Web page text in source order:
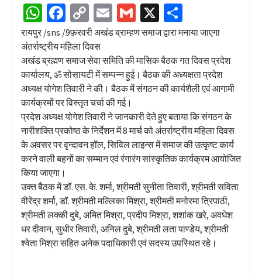
WhatsApp
Facebook
Copy
Link
EmailGmail
X
रायपुर /sns /9फ़रवरी अखंड ब्राम्हण समाज द्वारा मनाया जाएगा
अंतर्राष्ट्रीय महिला दिवस
अखंड ब्रह्मण समाज सेवा समिति की मासिक बैठक गत दिवस प्रदेश
कार्यालय, ॐ सोसायटी में सम्पन्न हुई। बैठक की अध्यक्षता प्रदेश
अध्यक्ष योगेश तिवारी ने की। बैठक में संगठन की कार्यशैली एवं आगामी
कार्यक्रमों पर विस्तृत चर्चा की गई।
प्रदेश अध्यक्ष योगेश तिवारी ने जानकारी देते हुए बताया कि संगठन के
नारीशक्ति प्रकोष्ठ के निर्देशन में 8 मार्च को अंतर्राष्ट्रीय महिला दिवस
के अवसर पर वृन्दावन हॉल, सिविल लाइन्स में समाज की उत्कृष्ट कार्य
करने वाली बहनों का सम्मान एवं रंगारंग सांस्कृतिक कार्यक्रम आयोजित
किया जाएगा।
उक्त बैठक में डॉ. एस. के. शर्मा, श्रीमती सुनीता तिवारी, श्रीमती सविता
वीरेंद्र शर्मा, डॉ. श्रीमती मल्लिका मिश्रा, श्रीमती मनोरमा त्रिपाठी,
श्रीमती लक्की दुबे, अमित मिश्रा, प्रदीप मिश्रा, शशांक खरे, अवधेश
धर दीवान, सुधीर तिवारी, अनिल दुबे, श्रीमती लता पाण्डेय, श्रीमती
श्वेता मिश्रा सहित अनेक पदाधिकारी एवं सदस्य उपस्थित रहे।